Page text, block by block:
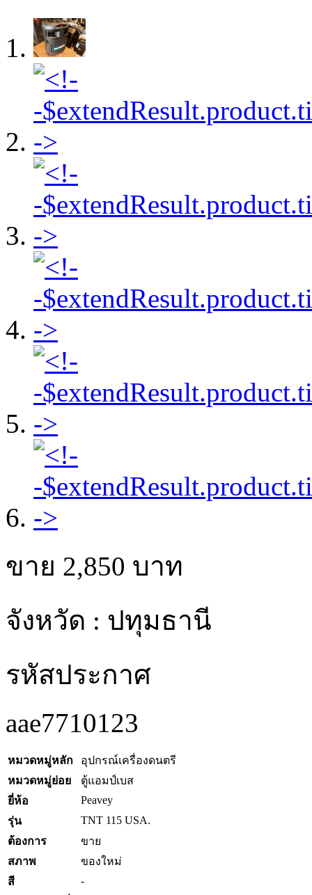
ขาย 2,850 บาท
จังหวัด : ปทุมธานี
รหัสประกาศ
aae7710123
หมวดหมู่หลัก
อุปกรณ์เครื่องดนตรี
หมวดหมู่ย่อย
ตู้แอมป์เบส
ยี่ห้อ
Peavey
รุ่น
TNT 115 USA.
ต้องการ
ขาย
สภาพ
ของใหม่
สี
-